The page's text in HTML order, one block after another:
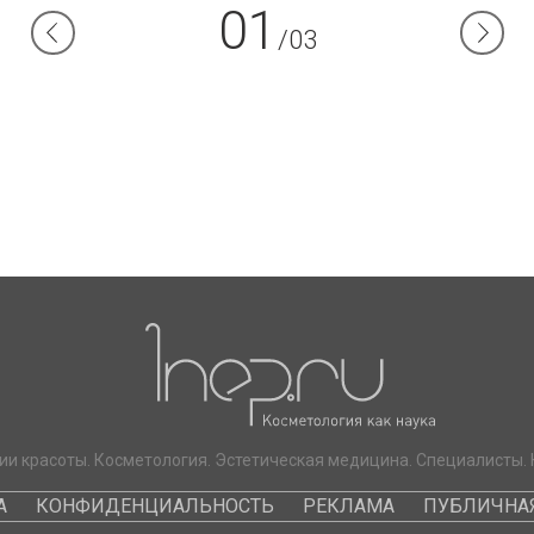
01 /03
красоты. Косметология. Эстетическая медицина. Специалисты.
КОНФИДЕНЦИАЛЬНОСТЬ РЕКЛАМА